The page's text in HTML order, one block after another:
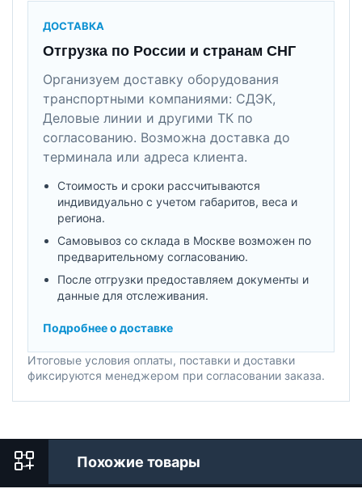
ДОСТАВКА
Отгрузка по России и странам СНГ
Организуем доставку оборудования
транспортными компаниями: СДЭК,
Деловые линии и другими ТК по
согласованию. Возможна доставка до
терминала или адреса клиента.
Стоимость и сроки рассчитываются
индивидуально с учетом габаритов, веса и
региона.
Самовывоз со склада в Москве возможен по
предварительному согласованию.
После отгрузки предоставляем документы и
данные для отслеживания.
Подробнее о доставке
Итоговые условия оплаты, поставки и доставки
фиксируются менеджером при согласовании заказа.
Похожие товары